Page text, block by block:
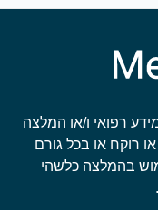
רפואי ו/או המלצה
רוקח או בכל גורם
בהמלצה כלשהי